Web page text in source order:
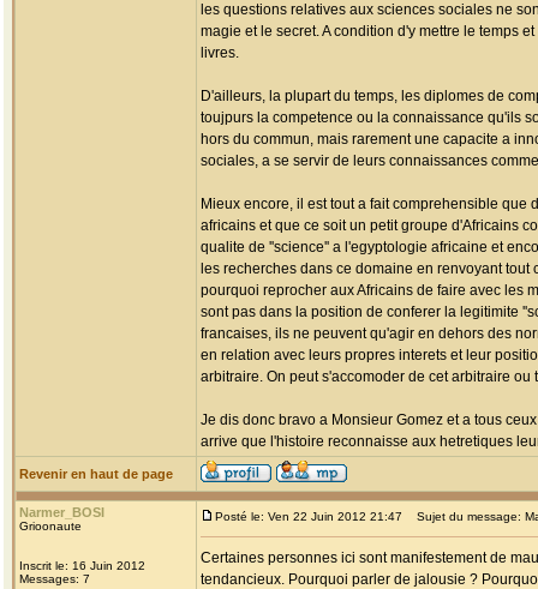
les questions relatives aux sciences sociales ne
magie et le secret. A condition d'y mettre le temps
livres.
D'ailleurs, la plupart du temps, les diplomes de
toujpurs la competence ou la connaissance qu'ils
hors du commun, mais rarement une capacite a
sociales, a se servir de leurs connaissances
Mieux encore, il est tout a fait comprehensible
africains et que ce soit un petit groupe d'Africains
qualite de ''science'' a l'egyptologie africaine et
les recherches dans ce domaine en renvoyant
pourquoi reprocher aux Africains de faire avec les
sont pas dans la position de conferer la legitimite
francaises, ils ne peuvent qu'agir en dehors des
en relation avec leurs propres interets et leur
arbitraire. On peut s'accomoder de cet arbitraire ou
Je dis donc bravo a Monsieur Gomez et a tous
arrive que l'histoire reconnaisse aux hetretiques
Revenir en haut de page
Narmer_BOSI
Grioonaute
Inscrit le: 16 Juin 2012
Messages: 7
Posté le: Ven 22 Juin 2012 21:47 Sujet du message:
Certaines personnes ici sont manifestement de
tendancieux. Pourquoi parler de jalousie ?